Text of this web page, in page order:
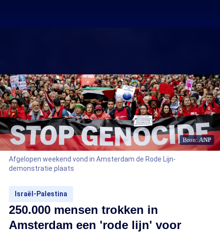
Bron: ANP
Afgelopen weekend vond in Amsterdam de Rode Lijn-
demonstratie plaats
Israël-Palestina
250.000 mensen trokken in
Amsterdam een 'rode lijn' voor